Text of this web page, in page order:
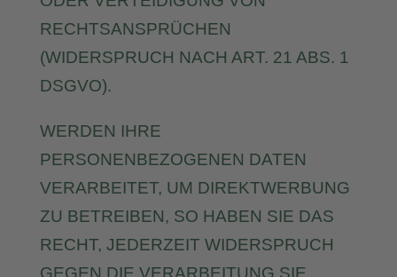
RECHTSANSPRÜCHEN
(WIDERSPRUCH NACH ART. 21 ABS. 1
DSGVO).
WERDEN IHRE
PERSONENBEZOGENEN DATEN
VERARBEITET, UM DIREKTWERBUNG
ZU BETREIBEN, SO HABEN SIE DAS
RECHT, JEDERZEIT WIDERSPRUCH
GEGEN DIE VERARBEITUNG SIE